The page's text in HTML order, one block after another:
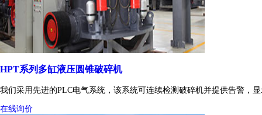
HPT系列多缸液压圆锥破碎机
我们采用先进的PLC电气系统，该系统可连续检测破碎机并提供告警，
在线询价